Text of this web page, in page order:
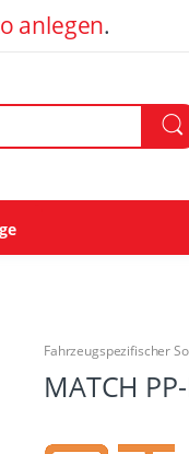
anlegen.
Fahrzeugspezifischer
MATCH